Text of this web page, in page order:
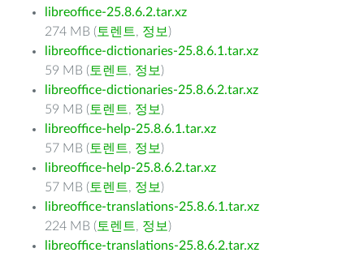
libreoffice-25.8.6.2.tar.xz
274 MB ( 토렌트, 정보 )
libreoffice-dictionaries-25.8.6.1.tar.xz
59 MB ( 토렌트, 정보 )
libreoffice-dictionaries-25.8.6.2.tar.xz
59 MB ( 토렌트, 정보 )
libreoffice-help-25.8.6.1.tar.xz
57 MB ( 토렌트, 정보 )
libreoffice-help-25.8.6.2.tar.xz
57 MB ( 토렌트, 정보 )
libreoffice-translations-25.8.6.1.tar.xz
224 MB ( 토렌트, 정보 )
libreoffice-translations-25.8.6.2.tar.xz